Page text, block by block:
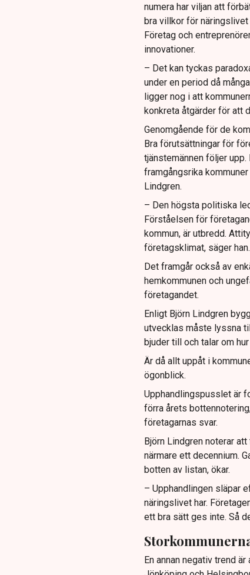
numera har viljan att
bra villkor för näringslivet
Företag och
innovationer.
– Det kan tyckas
under en period då
ligger nog i att
konkreta åtgärder för att
Genomgående för de
Bra förutsättningar för
tjänstemännen följer
framgångsrika
Lindgren.
– Den högsta politiska
Förståelsen för
kommun, är utbredd.
företagsklimat, säger han.
Det framgår också av
hemkommunen och
företagandet.
Enligt Björn Lindgren
utvecklas måste lyssna
bjuder till och talar om
Är då allt uppåt i
ögonblick.
Upphandlingspusslet är
förra årets
företagarnas svar.
Björn Lindgren noterar
närmare ett decennium.
botten av listan, ökar.
– Upphandlingen släpar
näringslivet har.
ett bra sätt ges inte. Så
En annan negativ trend